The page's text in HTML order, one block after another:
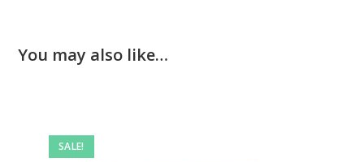
You may also like…
SALE!